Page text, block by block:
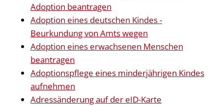
Adoption beantragen
Adoption eines deutschen Kindes -
Beurkundung von Amts wegen
Adoption eines erwachsenen Menschen
beantragen
Adoptionspflege eines minderjährigen Kindes
aufnehmen
Adressänderung auf der eID-Karte